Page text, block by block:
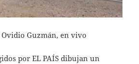
Guzmán, en vivo
por EL PAÍS dibujan un